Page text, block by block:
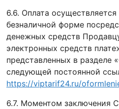
6.6. Оплата
безналичной форме
денежных средств
электронных средств
представленных в разделе
следующей постоянной
https://viptarif24.ru/
6.7. Моментом заключения